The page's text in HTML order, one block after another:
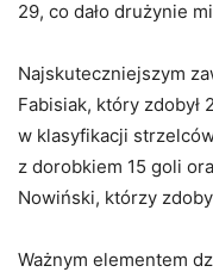
29, co dało drużynie
Najskuteczniejszym
Fabisiak, który zdobył
w klasyfikacji
z dorobkiem 15 goli
Nowiński, którzy
Ważnym elementem